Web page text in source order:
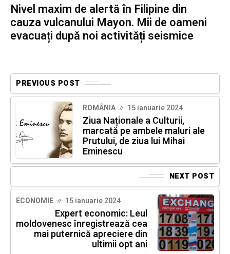
Nivel maxim de alertă în Filipine din
cauza vulcanului Mayon. Mii de oameni
evacuați după noi activități seismice
PREVIOUS POST
ROMÂNIA 15 ianuarie 2024
Ziua Naționale a Culturii,
marcată pe ambele maluri ale
Prutului, de ziua lui Mihai
Eminescu
NEXT POST
ECONOMIE 15 ianuarie 2024
Expert economic: Leul
moldovenesc înregistrează cea
mai puternică apreciere din
ultimii opt ani